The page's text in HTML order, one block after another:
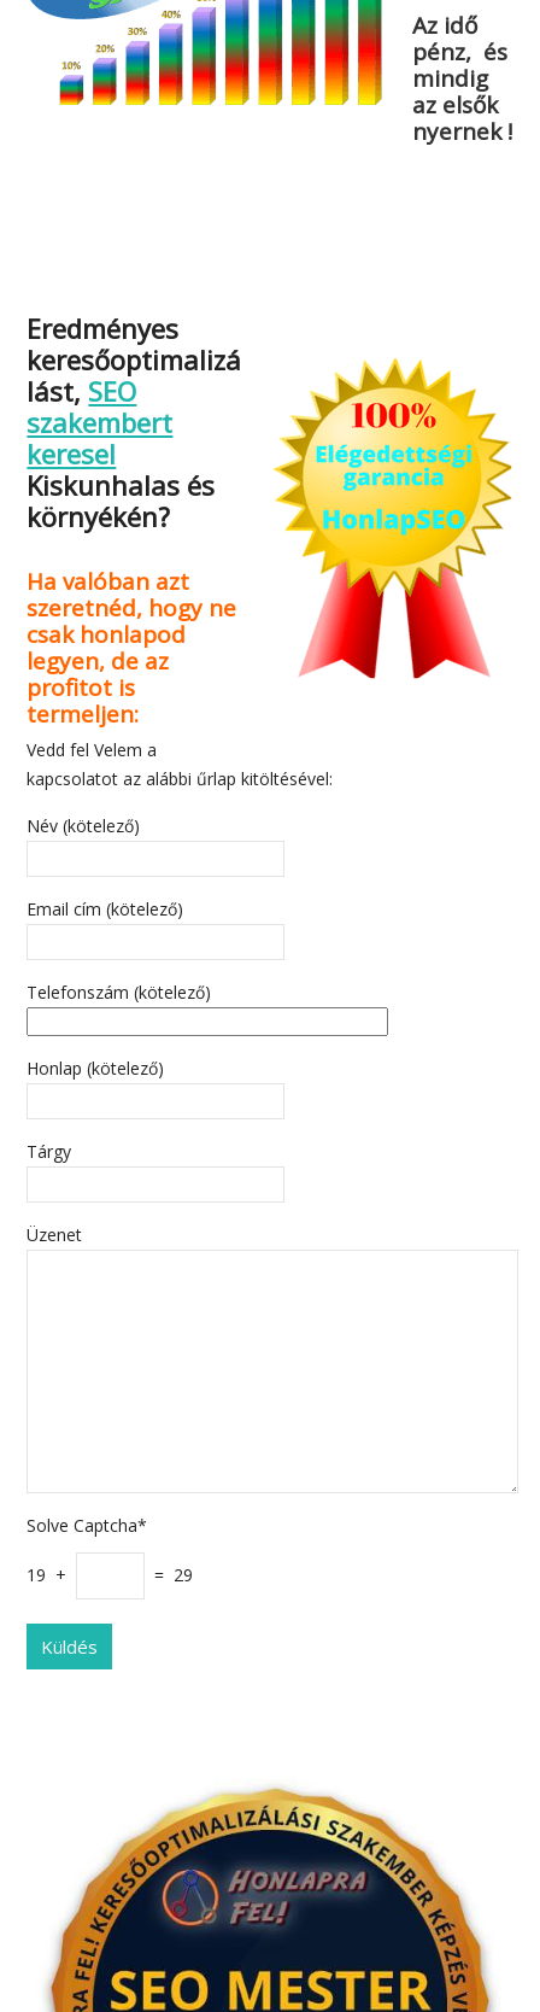
Az idő
pénz, és
mindig
az elsők
nyernek !
Eredményes
keresőoptimalizá
lást, SEO
szakembert
keresel
Kiskunhalas és
környékén?
Ha valóban azt
szeretnéd, hogy ne
csak honlapod
legyen, de az
profitot is
termeljen:
Vedd fel Velem a
kapcsolatot az alábbi űrlap kitöltésével:
Név (kötelező)
Email cím (kötelező)
Telefonszám (kötelező)
Honlap (kötelező)
Tárgy
Üzenet
Solve Captcha*
19 + = 29